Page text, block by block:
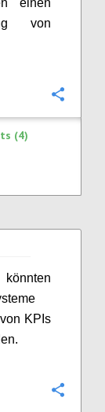
einen
von
(4)
könnten
KPIs